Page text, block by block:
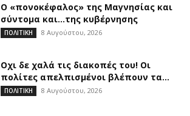
Ο «πονοκέφαλος» της Μαγνησίας και
σύντομα και…της κυβέρνησης
ΠΟΛΙΤΙΚΗ 8 Αυγούστου, 2026
Οχι δε χαλά τις διακοπές του! Οι
πολίτες απελπισμένοι βλέπουν τα...
ΠΟΛΙΤΙΚΗ 8 Αυγούστου, 2026